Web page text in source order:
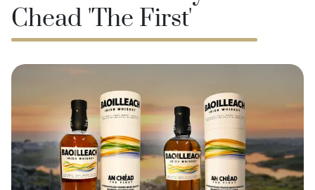
Chead 'The First'